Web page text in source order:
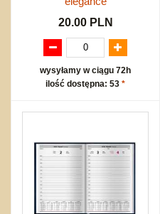
20.00 PLN
wysyłamy w ciągu 72h
ilość dostępna: 53 *